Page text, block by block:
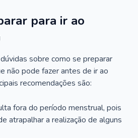
para ir ao
sobre como se preparar
não pode fazer antes de ir ao
recomendações são:
fora do período menstrual, pois
atrapalhar a realização de alguns